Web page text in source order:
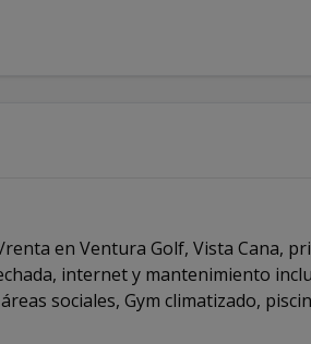
en Ventura Golf, Vista Cana,
internet y mantenimiento
sociales, Gym climatizado,